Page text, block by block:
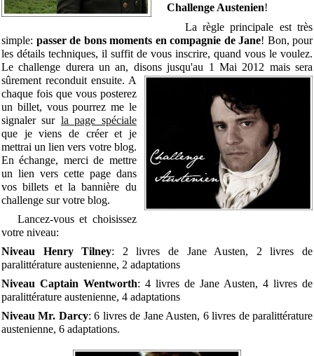
Challenge Austenien!
La règle principale est très
simple: passer de bons moments en compagnie de Jane! Bon, pour
les détails techniques, il suffit de vous inscrire, quand vous le voulez.
Le challenge durera un an, disons jusqu'au 1 Mai 2012 mais sera
sûrement reconduit ensuite. A
chaque fois que vous posterez
un billet, vous pourrez me le
signaler sur la page spéciale
que je viens de créer et je
mettrai un lien vers votre blog.
En échange, merci de mettre
un lien vers cette page dans
vos billets et la bannière du
challenge sur votre blog.
Lancez-vous et choisissez
votre niveau:
Niveau Henry Tilney: 2 livres de Jane Austen, 2 livres de
paralittérature austenienne, 2 adaptations
Niveau Captain Wentworth: 4 livres de Jane Austen, 4 livres de
paralittérature austenienne, 4 adaptations
Niveau Mr. Darcy: 6 livres de Jane Austen, 6 livres de paralittérature
austenienne, 6 adaptations.